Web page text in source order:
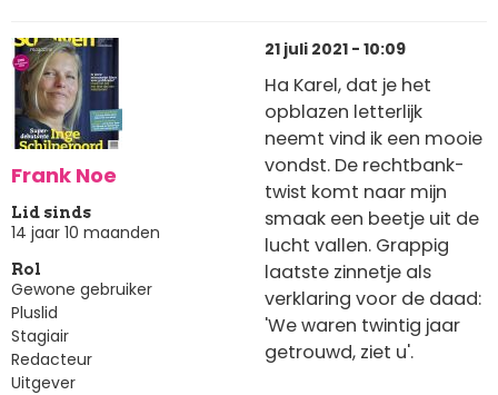
Frank Noe
Lid sinds
14 jaar 10 maanden
Rol
Gewone gebruiker
Pluslid
Stagiair
Redacteur
Uitgever
21 juli 2021 - 10:09
Ha Karel, dat je het
opblazen letterlijk
neemt vind ik een mooie
vondst. De rechtbank-
twist komt naar mijn
smaak een beetje uit de
lucht vallen. Grappig
laatste zinnetje als
verklaring voor de daad:
'We waren twintig jaar
getrouwd, ziet u'.